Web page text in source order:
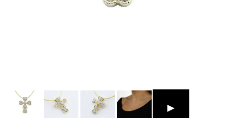
►